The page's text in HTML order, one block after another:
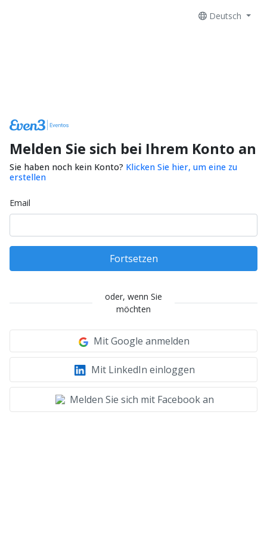
Deutsch
Melden Sie sich bei Ihrem Konto an
Sie haben noch kein Konto? Klicken Sie hier, um eine zu
erstellen
Email
Fortsetzen
oder, wenn Sie
möchten
Mit Google anmelden
Mit LinkedIn einloggen
Melden Sie sich mit Facebook an